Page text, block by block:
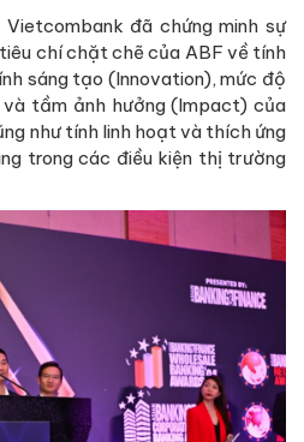
đã chứng minh sự
chí chặt chẽ của ABF về tính
sáng tạo (Innovation), mức độ
tầm ảnh hưởng (Impact) của
như tính linh hoạt và thích ứng
trong các điều kiện thị trường